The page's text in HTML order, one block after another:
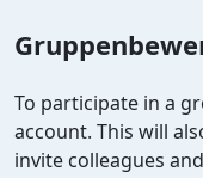
To participate in a
account. This will
invite colleagues